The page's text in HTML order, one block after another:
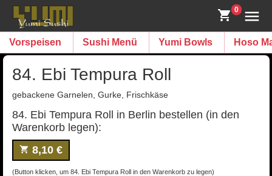
0
Vorspeisen Sushi Menü Yumi Bowls Hoso
84. Ebi Tempura Roll
gebackene Garnelen, Gurke, Frischkäse
84. Ebi Tempura Roll in Berlin bestellen (in den
Warenkorb legen):
8,10 €
(Button klicken, um 84. Ebi Tempura Roll in den Warenkorb zu legen)